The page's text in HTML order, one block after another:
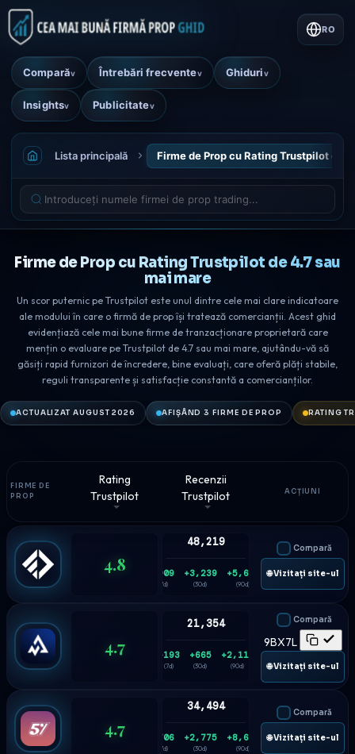
Comparăv Întrebări frecventev Ghiduriv
Insightsv Publicitatev
RO
Lista principală Firme de Prop cu Rating Trustpilot de
Firme de Prop cu Rating Trustpilot de 4.7 sau
mai mare
Un scor puternic pe Trustpilot este unul dintre cele mai clare indicatoare
ale modului în care o firmă de prop își tratează comercianții. Acest ghid
evidențiază cele mai bune firme de tranzacționare proprietară care
mențin o evaluare pe Trustpilot de 4.7 sau mai mare, ajutându-vă să
găsiți rapid furnizori de încredere, bine evaluați, care oferă plăți stabile,
reguli transparente și satisfacție constantă a comercianților.
ACTUALIZAT AUGUST 2026 AFIȘÂND 3 FIRME DE PROP RATING
FIRME DE
PROP
Rating
Trustpilot
Recenzii
Trustpilot
ACȚIUNI
4.8
48,219
+909
(7d)
+3,239
(30d)
+5,688
(90d)
Compară
🌐 Vizitați site-ul
4.7
21,354
+193
(7d)
+665
(30d)
+2,114
(90d)
Compară
9BX7L
🌐 Vizitați site-ul
4.7
34,494
+706
(7d)
+2,775
(30d)
+8,614
(90d)
Compară
🌐 Vizitați site-ul